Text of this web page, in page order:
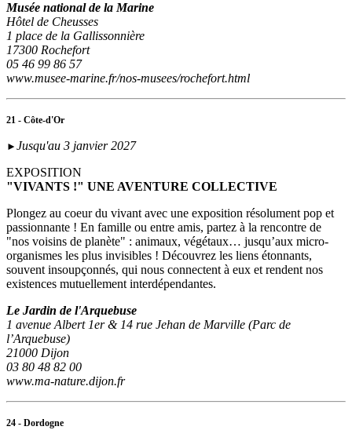
Musée national de la Marine
Hôtel de Cheusses
1 place de la Gallissonnière
17300 Rochefort
05 46 99 86 57
www.musee-marine.fr/nos-musees/rochefort.html
21 - Côte-d'Or
► Jusqu'au 3 janvier 2027
EXPOSITION
"VIVANTS !" UNE AVENTURE COLLECTIVE
Plongez au coeur du vivant avec une exposition résolument pop et
passionnante ! En famille ou entre amis, partez à la rencontre de
"nos voisins de planète" : animaux, végétaux… jusqu’aux micro-
organismes les plus invisibles ! Découvrez les liens étonnants,
souvent insoupçonnés, qui nous connectent à eux et rendent nos
existences mutuellement interdépendantes.
Le Jardin de l'Arquebuse
1 avenue Albert 1er & 14 rue Jehan de Marville (Parc de
l’Arquebuse)
21000 Dijon
03 80 48 82 00
www.ma-nature.dijon.fr
24 - Dordogne